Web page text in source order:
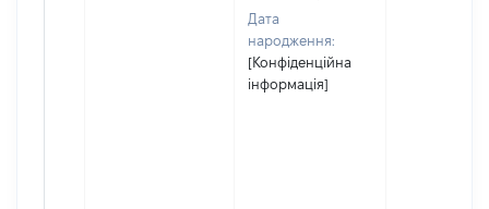
Дата
народження:
[Конфіденційна
інформація]